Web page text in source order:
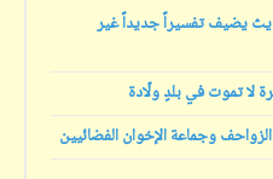
يضيف تفسيراً جديداً غير
لا تموت في بلدٍ ولّادة
وجماعة الإخوان الفضائيين